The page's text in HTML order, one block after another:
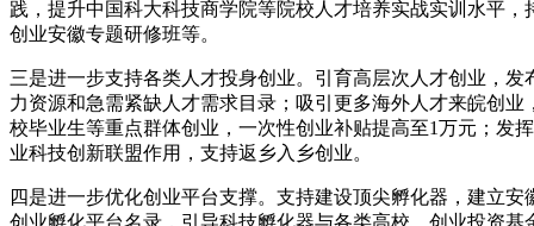
践，提升中国科大科技商学院等院校人才培养实战实训水平，
创业安徽专题研修班等。
三是进一步支持各类人才投身创业。引育高层次人才创业，发
力资源和急需紧缺人才需求目录；吸引更多海外人才来皖创业
校毕业生等重点群体创业，一次性创业补贴提高至1万元；发挥
业科技创新联盟作用，支持返乡入乡创业。
四是进一步优化创业平台支撑。支持建设顶尖孵化器，建立安